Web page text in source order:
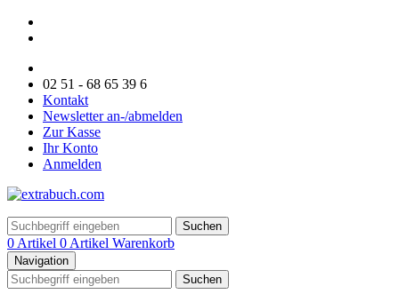
02 51 - 68 65 39 6
Kontakt
Newsletter an-/abmelden
Zur Kasse
Ihr Konto
Anmelden
Suchen
0 Artikel 0 Artikel Warenkorb
Navigation
Suchen